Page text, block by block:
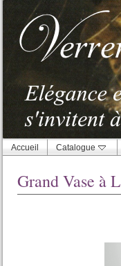
Accueil Catalogue
Grand Vase à